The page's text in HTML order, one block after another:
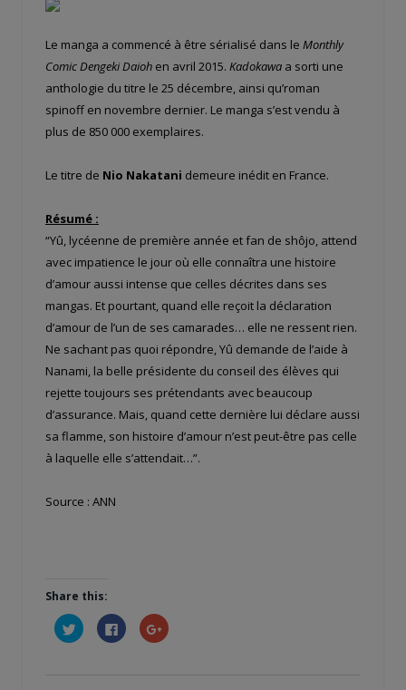
Le manga a commencé à être sérialisé dans le Monthly
Comic Dengeki Daioh en avril 2015. Kadokawa a sorti une
anthologie du titre le 25 décembre, ainsi qu’roman
spinoff en novembre dernier. Le manga s’est vendu à
plus de 850 000 exemplaires.
Le titre de Nio Nakatani demeure inédit en France.
Résumé :
“Yû, lycéenne de première année et fan de shôjo, attend
avec impatience le jour où elle connaîtra une histoire
d’amour aussi intense que celles décrites dans ses
mangas. Et pourtant, quand elle reçoit la déclaration
d’amour de l’un de ses camarades… elle ne ressent rien.
Ne sachant pas quoi répondre, Yû demande de l’aide à
Nanami, la belle présidente du conseil des élèves qui
rejette toujours ses prétendants avec beaucoup
d’assurance. Mais, quand cette dernière lui déclare aussi
sa flamme, son histoire d’amour n’est peut-être pas celle
à laquelle elle s’attendait…”.
Source : ANN
Share this:
Cliquez
pour
partager
Cliquez
pour
partager
Cliquez
pour